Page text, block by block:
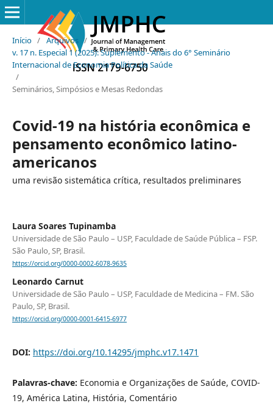
Início / Arquivos /
v. 17 n. Especial 1 (2025): Suplemento - Anais do 6° Seminário
Internacional de Economia Política da Saúde
/
Seminários, Simpósios e Mesas Redondas
Covid-19 na história econômica e
pensamento econômico latino-
americanos
uma revisão sistemática crítica, resultados preliminares
Laura Soares Tupinamba
Universidade de São Paulo – USP, Faculdade de Saúde Pública – FSP.
São Paulo, SP, Brasil.
https://orcid.org/0000-0002-6078-9635
Leonardo Carnut
Universidade de São Paulo – USP, Faculdade de Medicina – FM. São
Paulo, SP, Brasil.
https://orcid.org/0000-0001-6415-6977
DOI: https://doi.org/10.14295/jmphc.v17.1471
Palavras-chave: Economia e Organizações de Saúde, COVID-
19, América Latina, História, Comentário